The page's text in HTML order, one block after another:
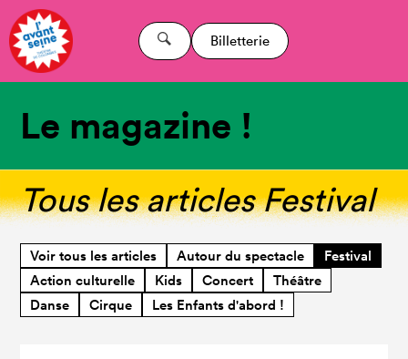
Billetterie
Le magazine !
Tous les articles Festival
Voir tous les articles Autour du spectacle
Festival
Action culturelle
Kids Concert
Théâtre
Danse
Cirque Les Enfants d'abord !